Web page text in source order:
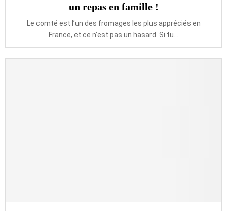
un repas en famille !
Le comté est l’un des fromages les plus appréciés en
France, et ce n’est pas un hasard. Si tu...